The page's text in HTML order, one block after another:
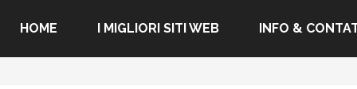
HOME I MIGLIORI SITI WEB INFO &